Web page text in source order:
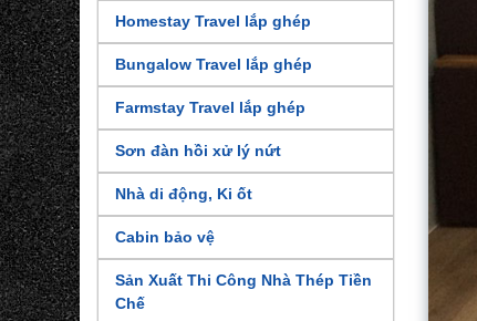
Homestay Travel lắp ghép
Bungalow Travel lắp ghép
Farmstay Travel lắp ghép
Sơn đàn hồi xử lý nứt
Nhà di động, Ki ốt
Cabin bảo vệ
Sản Xuất Thi Công Nhà Thép Tiền
Chế